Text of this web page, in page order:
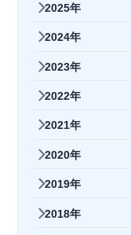
2025年
2024年
2023年
2022年
2021年
2020年
2019年
2018年